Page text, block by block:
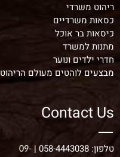
ריהוט משרדי
כסאות משרדיים
כיסאות בר אוכל
מתנות למשרד
חדרי ילדים ונוער
מבצעים לוהטים מעולם הריהוט
Contact Us
טלפון: 058-4443038
|
09-